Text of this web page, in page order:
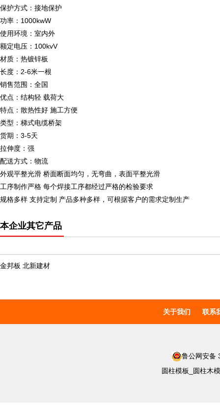
保护方式：接地保护
功率：1000kwW
使用环境：室内外
额定电压：100kvV
材质：热镀锌板
长度：2-6米一根
销售范围：全国
优点：结构轻 载荷大
特点：散热性好 施工方便
类型：梯式电缆桥架
货期：3-5天
拉伸度：强
配送方式：物流
外观平整光滑 桥面断面均匀，无弯曲，表面平整光滑
工序制作严格 每个焊接工序都经过严格的检验要求
规格多样 支持定制 产品多种多样，可根据客户的需求定制生产
本企业其它产品
金邦板 北新建材
关于我们 联系
鲁公网安备
圆柱模板_圆柱木